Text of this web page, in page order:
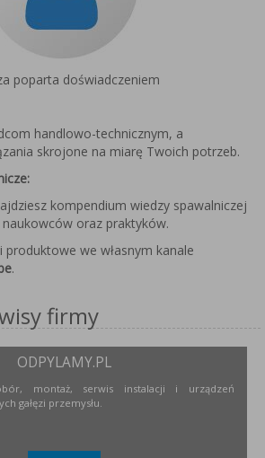
poparta doświadczeniem
handlowo-technicznym, a
skrojone na miarę Twoich potrzeb.
kompendium wiedzy spawalniczej
oraz praktyków.
produktowe we własnym kanale
.
firmy
ODPYLAMY.PL
montaż, serwis instalacji i urządzeń
gałęzi przemysłu.